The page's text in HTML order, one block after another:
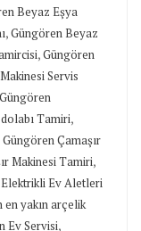
Beyaz Eşya
,Güngören Beyaz
,Güngören
Servis
Güngören
Tamiri,
Güngören Çamaşır
Makinesi Tamiri,
Ev Aletleri
yakın arçelik
Ev Servisi,